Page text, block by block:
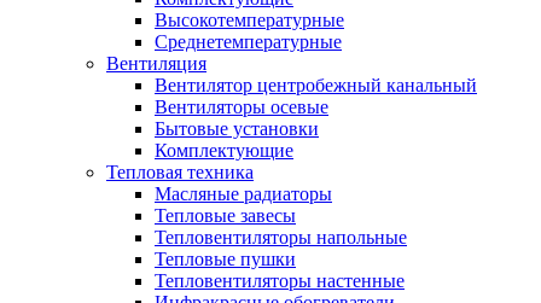
Высокотемпературные
Среднетемпературные
Вентиляция
Вентилятор центробежный канальный
Вентиляторы осевые
Бытовые установки
Комплектующие
Тепловая техника
Масляные радиаторы
Тепловые завесы
Тепловентиляторы напольные
Тепловые пушки
Тепловентиляторы настенные